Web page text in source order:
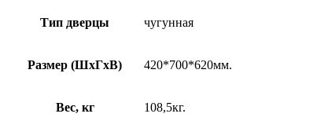
Тип дверцы чугунная
Размер (ШхГхВ) 420*700*620мм.
Вес, кг 108,5кг.